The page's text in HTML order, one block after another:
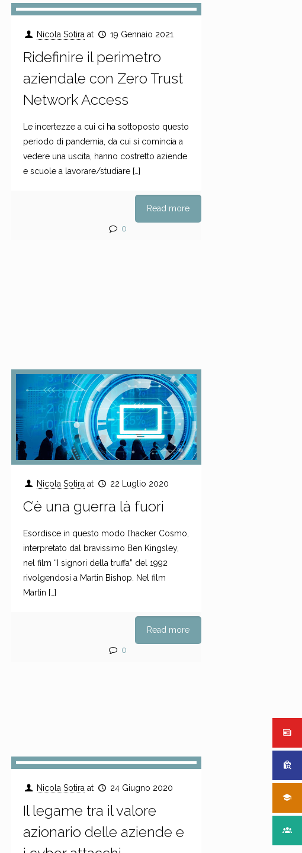
Nicola Sotira at 19 Gennaio 2021
Ridefinire il perimetro
aziendale con Zero Trust
Network Access
Le incertezze a cui ci ha sottoposto questo
periodo di pandemia, da cui si comincia a
vedere una uscita, hanno costretto aziende
e scuole a lavorare/studiare[…]
0
Read more
Nicola Sotira at 22 Luglio 2020
C’è una guerra là fuori
Esordisce in questo modo l’hacker Cosmo,
interpretato dal bravissimo Ben Kingsley,
nel film “I signori della truffa” del 1992
rivolgendosi a Martin Bishop. Nel film
Martin […]
0
Read more
Nicola Sotira at 24 Giugno 2020
Il legame tra il valore
azionario delle aziende e